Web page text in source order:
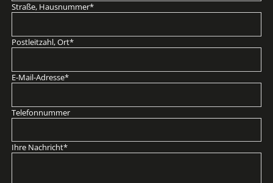
Pflichtfeld
Straße, Hausnummer*
Pflichtfeld
Postleitzahl, Ort*
Pflichtfeld
E-Mail-Adresse*
Telefonnummer
Pflichtfeld
Ihre Nachricht*